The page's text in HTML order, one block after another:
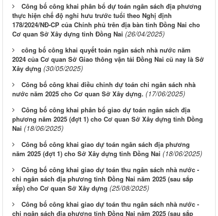
Công bố công khai phân bổ dự toán ngân sách địa phương
thực hiện chế độ nghỉ hưu trước tuổi theo Nghị định
178/2024/NĐ-CP của Chính phủ trên địa bàn tỉnh Đồng Nai cho
Cơ quan Sở Xây dựng tỉnh Đồng Nai (26/04/2025)
công bố công khai quyết toán ngân sách nhà nước năm
2024 của Cơ quan Sở Giao thông vận tải Đồng Nai cũ nay là Sở
Xây dựng (30/05/2025)
Công bố công khai điều chỉnh dự toán chi ngân sách nhà
nước năm 2025 cho Cơ quan Sở Xây dựng. (17/06/2025)
Công bố công khai phân bổ giao dự toán ngân sách địa
phương năm 2025 (đợt 1) cho Cơ quan Sở Xây dựng tỉnh Đồng
Nai (18/06/2025)
Công bố công khai giao dự toán ngân sách địa phương
năm 2025 (đợt 1) cho Sở Xây dựng tỉnh Đồng Nai (18/06/2025)
Công bố công khai giao dự toán thu ngân sách nhà nước -
chi ngân sách địa phương tỉnh Đồng Nai năm 2025 (sau sắp
xếp) cho Cơ quan Sở Xây dựng (25/08/2025)
Công bố công khai giao dự toán thu ngân sách nhà nước -
chi ngân sách địa phương tỉnh Đồng Nai năm 2025 (sau sắp